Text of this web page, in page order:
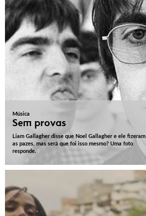
Música
Sem provas
Liam Gallagher disse que Noel Gallagher e ele fizeram
as pazes, mas será que foi isso mesmo? Uma foto
responde.